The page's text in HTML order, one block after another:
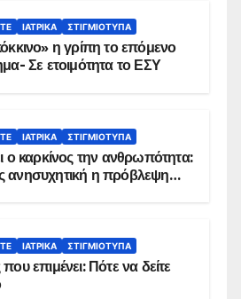
ΙΑΤΡΙΚΆ ΣΤΙΓΜΙΌΤΥΠΑ
η γρίπη το επόμενο
Σε ετοιμότητα το ΕΣΥ
ΙΑΤΡΙΚΆ ΣΤΙΓΜΙΌΤΥΠΑ
ο καρκίνος την ανθρωπότητα:
ανησυχητική η πρόβλεψη…
ΙΑΤΡΙΚΆ ΣΤΙΓΜΙΌΤΥΠΑ
επιμένει: Πότε να δείτε